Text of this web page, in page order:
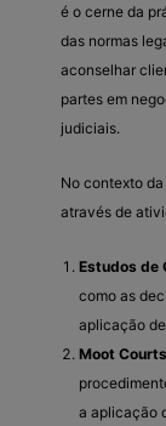
é o cerne da
das normas
aconselhar
partes em
judiciais.
No contexto
através de
Estudos de
como as
aplicação
Moot
a aplicação